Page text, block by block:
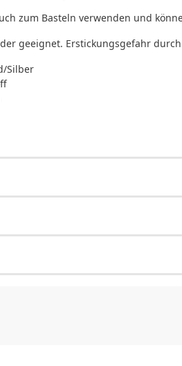
zum Basteln verwenden und
geeignet. Erstickungsgefahr
Silber